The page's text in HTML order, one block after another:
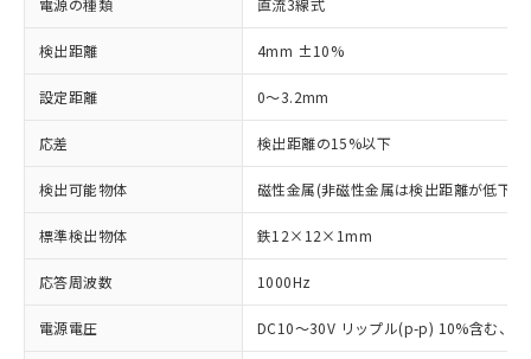
電源の種類 直流3線式
検出距離 4mm ±10%
設定距離 0～3.2mm
応差 検出距離の15%以下
検出可能物体 磁性金属(非磁性金属は検出距離が低下し
標準検出物体 鉄12×12×1mm
応答周波数 1000Hz
電源電圧 DC10～30V リップル(p-p) 10%含む、